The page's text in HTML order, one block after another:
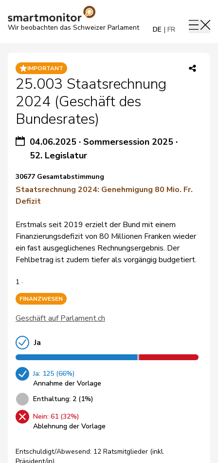
Wir beobachten das Schweizer Parlament DE FR
IMPORTANT
25.003 Staatsrechnung
2024 (Geschäft des
Bundesrates)
04.06.2025 ·Sommersession 2025 ·
52. Legislatur
30677 Gesamtabstimmung
Staatsrechnung 2024: Genehmigung 80 Mio. Fr.
Defizit
Erstmals seit 2019 erzielt der Bund mit einem
Finanzierungsdefizit von 80 Millionen Franken wieder
ein fast ausgeglichenes Rechnungsergebnis. Der
Fehlbetrag ist zudem tiefer als vorgängig budgetiert.
1 ·
FINANZWESEN
Geschäft auf Parlament.ch
Ja
Ja: 125 (66%)
Annahme der Vorlage
Enthaltung: 2 (1%)
Nein: 61 (32%)
Ablehnung der Vorlage
Entschuldigt/Abwesend: 12 Ratsmitglieder (inkl.